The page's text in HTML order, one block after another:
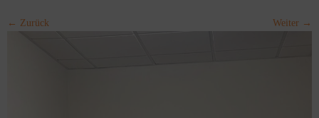
← Zurück Weiter →